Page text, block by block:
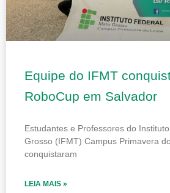
Equipe do IFMT
RoboCup em Salvador
Estudantes e Professores do
Grosso (IFMT) Campus Primavera
conquistaram
LEIA MAIS »